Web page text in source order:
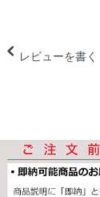
レビューを書く